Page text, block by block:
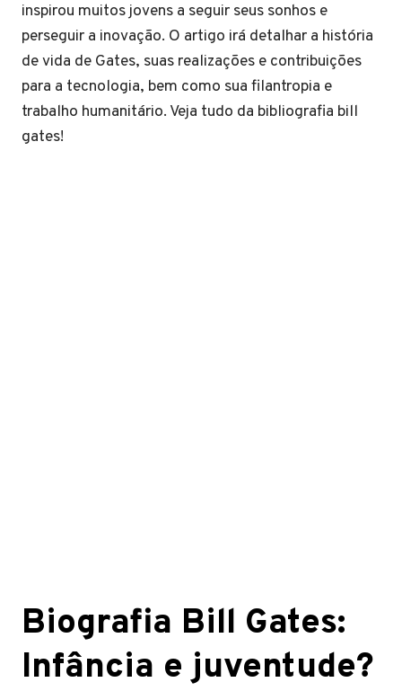
inspirou muitos jovens a seguir seus sonhos e
perseguir a inovação. O artigo irá detalhar a história
de vida de Gates, suas realizações e contribuições
para a tecnologia, bem como sua filantropia e
trabalho humanitário. Veja tudo da bibliografia bill
gates!
Biografia Bill Gates:
Infância e juventude?